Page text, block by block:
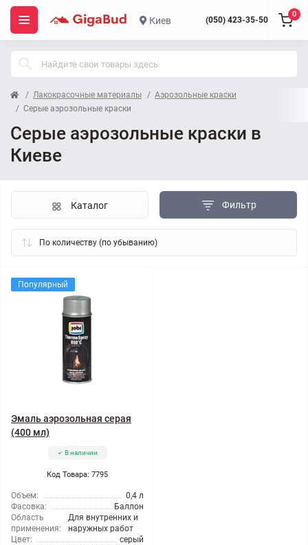
Киев (050) 423-35-50
0
Лакокрасочные материалы
Аэрозольные краски
Серые аэрозольные краски
Серые аэрозольные краски в
Киеве
Фильтр
Каталог
Популярный
Эмаль аэрозольная серая
(400 мл)
В наличии
Код Товара: 7795
Объем:
0,4 л
Фасовка:
Баллон
Область
применения:
Для внутренних и
наружных работ
Цвет:
серый